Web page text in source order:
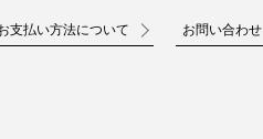
支払い方法について お問い合わせ